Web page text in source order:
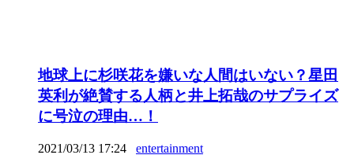
地球上に杉咲花を嫌いな人間はいない？星田
英利が絶賛する人柄と井上拓哉のサプライズ
に号泣の理由…！
2021/03/13 17:24 entertainment